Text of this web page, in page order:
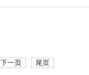
下一页 尾页